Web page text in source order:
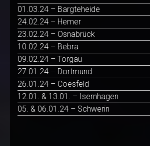
01.03.24 – Bargteheide
24.02.24 – Hemer
23.02.24 – Osnabrück
10.02.24 – Bebra
09.02.24 – Torgau
27.01.24 – Dortmund
26.01.24 – Coesfeld
12.01. & 13.01. – Isernhagen
05. & 06.01.24 – Schwerin